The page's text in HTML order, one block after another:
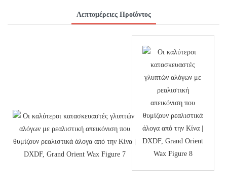
Λεπτομέρειες Προϊόντος